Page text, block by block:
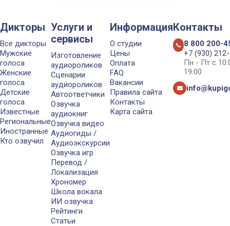
Дикторы
Все дикторы
Мужские
голоса
Женские
голоса
Детские
голоса
Известные
Региональные
Иностранные
Кто озвучил
Услуги и
сервисы
Изготовление
аудиороликов
Сценарии
аудиороликов
Автоответчики
Озвучка
аудиокниг
Озвучка видео
Аудиогиды /
Аудиоэкскурсии
Озвучка игр
Перевод /
Локализация
Хрономер
Школа вокала
ИИ озвучка
Рейтинги
Статьи
Информация
О студии
Цены
Оплата
FAQ
Вакансии
Правила сайта
Контакты
Карта сайта
Контакты
8 800 200-
+7 (930)
Пн - Пт с
19:00